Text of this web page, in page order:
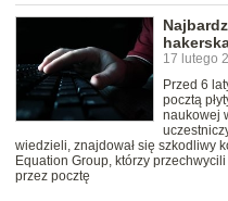
17 lutego
Przed 6
pocztą
naukowej
wiedzieli, znajdował się szkodliwy
Equation Group, którzy
przez pocztę